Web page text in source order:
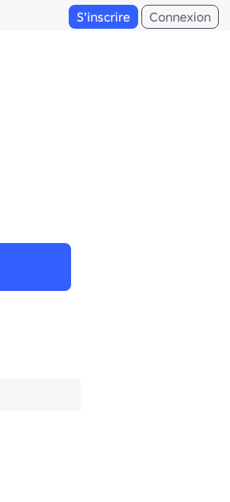
S'inscrire Connexion